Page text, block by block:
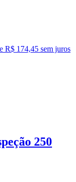
R$ 174,45 sem juros
250